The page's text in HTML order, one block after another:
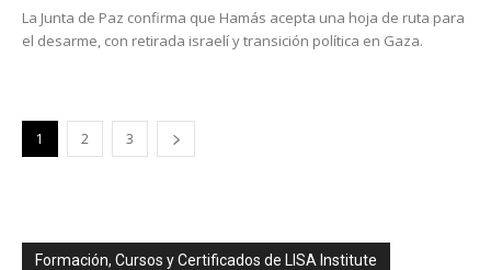
La Junta de Paz confirma que Hamás acepta una hoja de ruta para
el desarme, con retirada israelí y transición política en Gaza.
1 2 3
Formación, Cursos y Certificados de LISA Institute